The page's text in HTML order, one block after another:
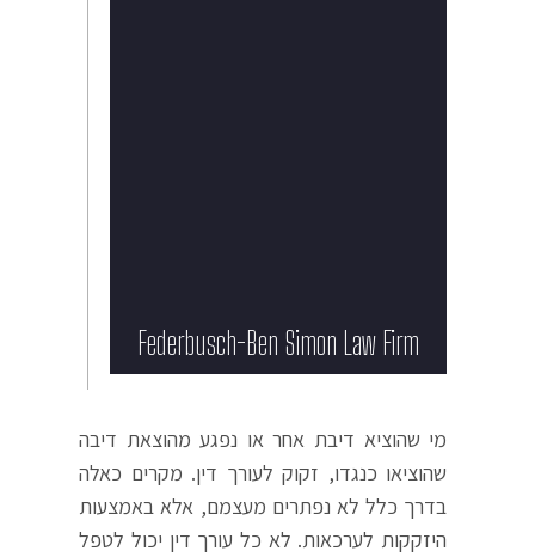
Federbusch-Ben Simon Law Firm​
מי שהוציא דיבת אחר או נפגע מהוצאת דיבה
שהוציאו כנגדו, זקוק לעורך דין. מקרים כאלה
בדרך כלל לא נפתרים מעצמם, אלא באמצעות
היזקקות לערכאות. לא כל עורך דין יכול לטפל